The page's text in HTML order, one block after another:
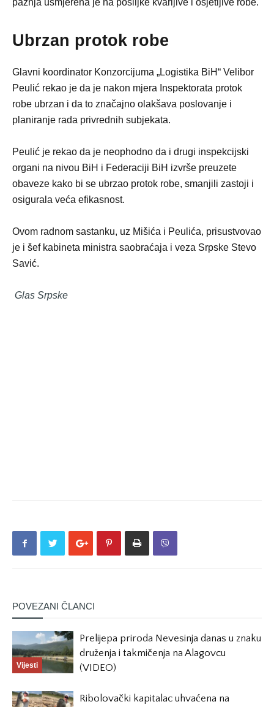
pažnja usmjerena je na pošiljke kvarljive i osjetljive robe.
Ubrzan protok robe
Glavni koordinator Konzorcijuma „Logistika BiH“ Velibor
Peulić rekao je da je nakon mjera Inspektorata protok
robe ubrzan i da to značajno olakšava poslovanje i
planiranje rada privrednih subjekata.
Peulić je rekao da je neophodno da i drugi inspekcijski
organi na nivou BiH i Federaciji BiH izvrše preuzete
obaveze kako bi se ubrzao protok robe, smanjili zastoji i
osigurala veća efikasnost.
Ovom radnom sastanku, uz Mišića i Peulića, prisustvovao
je i šef kabineta ministra saobraćaja i veza Srpske Stevo
Savić.
Glas Srpske
POVEZANI ČLANCI
Vijesti
Prelijepa priroda Nevesinja danas u znaku
druženja i takmičenja na Alagovcu
(VIDEO)
Ribolovački kapitalac uhvaćena na